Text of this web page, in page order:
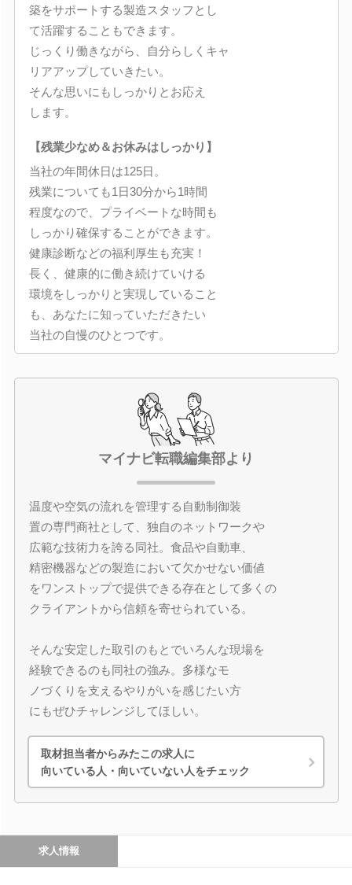
築をサポートする製造スタッフとし
て活躍することもできます。
じっくり働きながら、自分らしくキャ
リアアップしていきたい。
そんな思いにもしっかりとお応え
します。
【残業少なめ＆お休みはしっかり】
当社の年間休日は125日。
残業についても1日30分から1時間
程度なので、プライベートな時間も
しっかり確保することができます。
健康診断などの福利厚生も充実！
長く、健康的に働き続けていける
環境をしっかりと実現していること
も、あなたに知っていただきたい
当社の自慢のひとつです。
マイナビ転職編集部より
温度や空気の流れを管理する自動制御装
置の専門商社として、独自のネットワークや
広範な技術力を誇る同社。食品や自動車、
精密機器などの製造において欠かせない価値
をワンストップで提供できる存在として多くの
クライアントから信頼を寄せられている。
そんな安定した取引のもとでいろんな現場を
経験できるのも同社の強み。多様なモ
ノづくりを支えるやりがいを感じたい方
にもぜひチャレンジしてほしい。
取材担当者からみたこの求人に
向いている人・向いていない人をチェック
求人情報